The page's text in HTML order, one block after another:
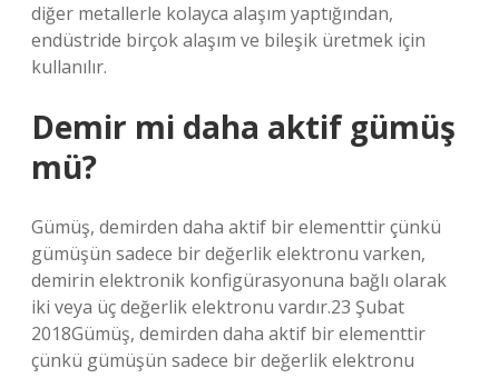
diğer metallerle kolayca alaşım yaptığından,
endüstride birçok alaşım ve bileşik üretmek için
kullanılır.
Demir mi daha aktif gümüş
mü?
Gümüş, demirden daha aktif bir elementtir çünkü
gümüşün sadece bir değerlik elektronu varken,
demirin elektronik konfigürasyonuna bağlı olarak
iki veya üç değerlik elektronu vardır.23 Şubat
2018Gümüş, demirden daha aktif bir elementtir
çünkü gümüşün sadece bir değerlik elektronu